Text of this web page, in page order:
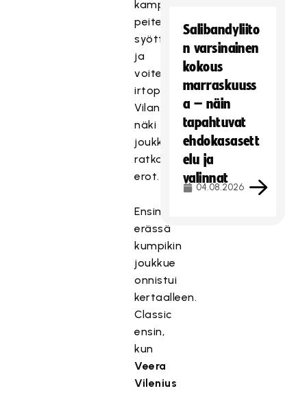
kamppailtiin,
peitettiin
syöttölinjoja
ja
voitettiin
irtopalloja,
Vilander
näki
joukkueiden
ratkaisevat
erot.
Ensimmäisessä
erässä
kumpikin
joukkue
onnistui
kertaalleen.
Classic
ensin,
kun
Veera
Vilenius
Salibandyliito
n varsinainen
kokous
marraskuuss
a – näin
tapahtuvat
ehdokasasett
elu ja
valinnat
04.08.2026